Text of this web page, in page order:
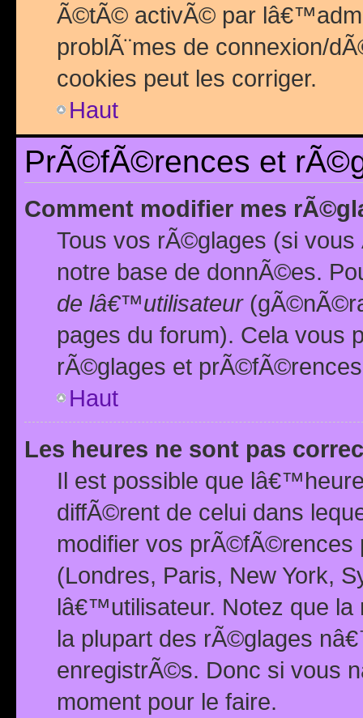
Ã©tÃ© activÃ© par
problÃ¨mes de connexion/
cookies peut les corriger.
Haut
PrÃ©fÃ©rences et
Comment modifier mes
Tous vos rÃ©glages (si
notre base de donnÃ©es.
de lâ€™utilisateur
pages du forum). Cela vous
rÃ©glages et
Haut
Les heures ne sont pas
Il est possible que
diffÃ©rent de celui dans
modifier vos prÃ©fÃ©rences
(Londres, Paris, New York,
lâ€™utilisateur. Notez que la
la plupart des rÃ©glages
enregistrÃ©s. Donc si vous
moment pour le faire.